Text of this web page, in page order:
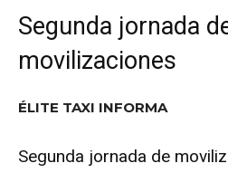
Segunda jornada
movilizaciones
ÉLITE TAXI INFORMA
Segunda jornada de